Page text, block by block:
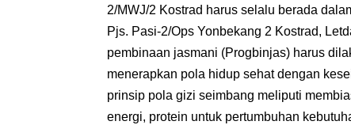
2/MWJ/2 Kostrad harus selalu berada
Pjs. Pasi-2/Ops Yonbekang 2 Kostrad,
pembinaan jasmani (Progbinjas) harus
menerapkan pola hidup sehat dengan
prinsip pola gizi seimbang meliputi
energi, protein untuk pertumbuhan